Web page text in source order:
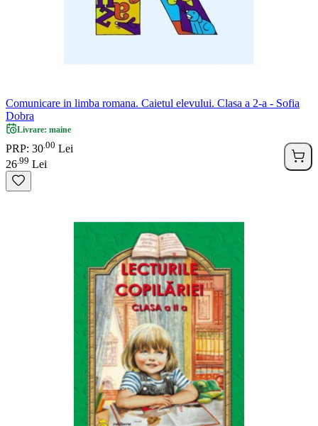
Comunicare in limba romana. Caietul elevului. Clasa a 2-a - Sofia
Dobra
Livrare: maine
PRP: 30 00 Lei
26 99 Lei